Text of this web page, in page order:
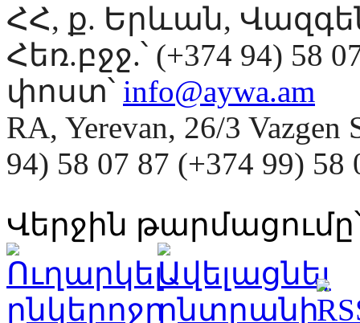
ՀՀ, ք. Երևան,
Հեռ.բջջ.՝ (+374 94) 58
փոստ՝ info@aywa.am
RA, Yerevan, 26/3
94) 58 07 87 (+374 99)
Վերջին